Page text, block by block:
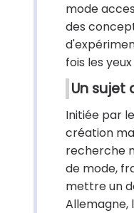
mode
des
fois les
Un sujet
Initiée par
création
recherche
de mode,
mettre un
Allemagne,